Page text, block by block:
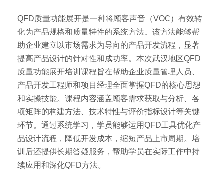
QFD质量功能展开是一种将顾客声音（VOC）有效转
化为产品规格和质量特性的系统方法。该方法能够帮
助企业建立以市场需求为导向的产品开发流程，显著
提高产品设计的针对性和成功率。本次武汉地区QFD
质量功能展开培训课程旨在帮助企业质量管理人员、
产品开发工程师和项目经理全面掌握QFD的核心思想
和实操技能。课程内容涵盖顾客需求获取与分析、各
项矩阵的构建方法、技术特性与评价指标设计等关键
环节。通过系统学习，学员能够运用QFD工具优化产
品设计流程，降低开发成本，缩短产品上市周期。培
训后还提供长期答疑服务，帮助学员在实际工作中持
续应用和深化QFD方法。